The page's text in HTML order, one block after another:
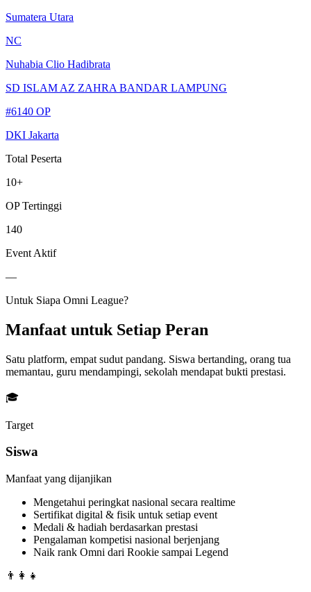
Sumatera Utara
NC
Nuhabia Clio Hadibrata
SD ISLAM AZ ZAHRA BANDAR LAMPUNG
#6140 OP
DKI Jakarta
Total Peserta
10+
OP Tertinggi
140
Event Aktif
—
Untuk Siapa Omni League?
Manfaat untuk Setiap Peran
Satu platform, empat sudut pandang. Siswa bertanding, orang tua
memantau, guru mendampingi, sekolah mendapat bukti prestasi.
🎓
Target
Siswa
Manfaat yang dijanjikan
Mengetahui peringkat nasional secara realtime
Sertifikat digital & fisik untuk setiap event
Medali & hadiah berdasarkan prestasi
Pengalaman kompetisi nasional berjenjang
Naik rank Omni dari Rookie sampai Legend
👨‍👩‍👧